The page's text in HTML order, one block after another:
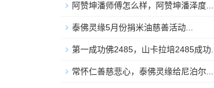
阿赞坤潘师傅怎么样，阿赞坤潘泽度...
泰佛灵缘5月份捐米油慈善活动...
第一成功佛2485，山卡拉培2485成功...
常怀仁善慈悲心，泰佛灵缘给尼泊尔...